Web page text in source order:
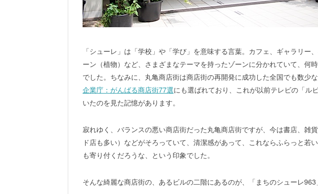
「シューレ」は「学校」や「学び」を意味する言葉。カフェ、ギャラリー
ーン（植物）など、さまざまなテーマを持ったゾーンに分かれていて、何
でした。 ちなみに、丸亀商店街は商店街の再開発に成功した全国でも数少
企業庁：がんばる商店街77選にも選ばれており、これが以前テレビの「ル
いたのを見た記憶があります。
寂れゆく、バランスの悪い商店街だった丸亀商店街ですが、今は書店、雑
ド店も多い）などがそろっていて、清潔感があって、これならふらっと若
も寄り付くだろうな、という印象でした。
そんな綺麗な商店街の、あるビルの二階にあるのが、「まちのシューレ963